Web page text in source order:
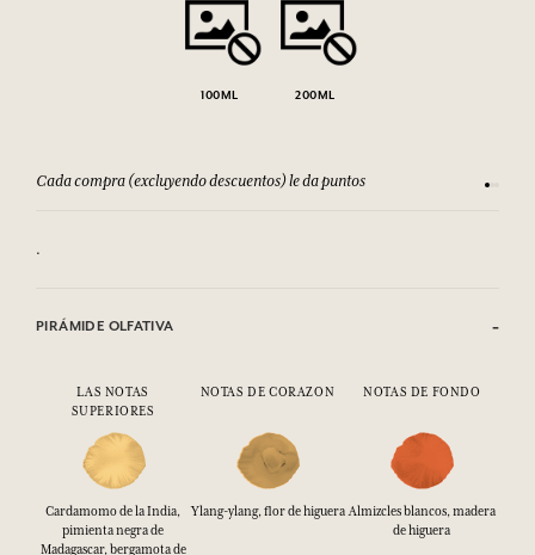
100ML 200ML
Cada compra (excluyendo descuentos) le da puntos
.
PIRÁMIDE OLFATIVA
LAS NOTAS
SUPERIORES
NOTAS DE CORAZON NOTAS DE FONDO
Cardamomo de la India,
pimienta negra de
Madagascar, bergamota de
Ylang-ylang, flor de higuera Almizcles blancos, madera
de higuera